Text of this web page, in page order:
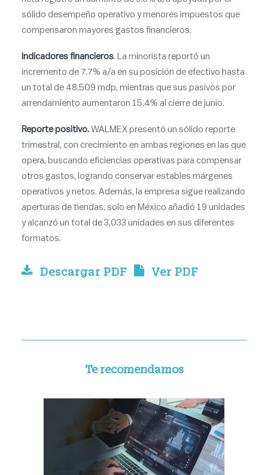
sólido desempeño operativo y menores impuestos que
compensaron mayores gastos financieros.
Indicadores financieros. La minorista reportó un
incremento de 7.7% a/a en su posición de efectivo hasta
un total de 48,509 mdp, mientras que sus pasivos por
arrendamiento aumentaron 15.4% al cierre de junio.
Reporte positivo. WALMEX presentó un sólido reporte
trimestral, con crecimiento en ambas regiones en las que
opera, buscando eficiencias operativas para compensar
otros gastos, logrando conservar estables márgenes
operativos y netos. Además, la empresa sigue realizando
aperturas de tiendas, solo en México añadió 19 unidades
y alcanzó un total de 3,033 unidades en sus diferentes
formatos.
Descargar PDF Ver PDF
Te recomendamos